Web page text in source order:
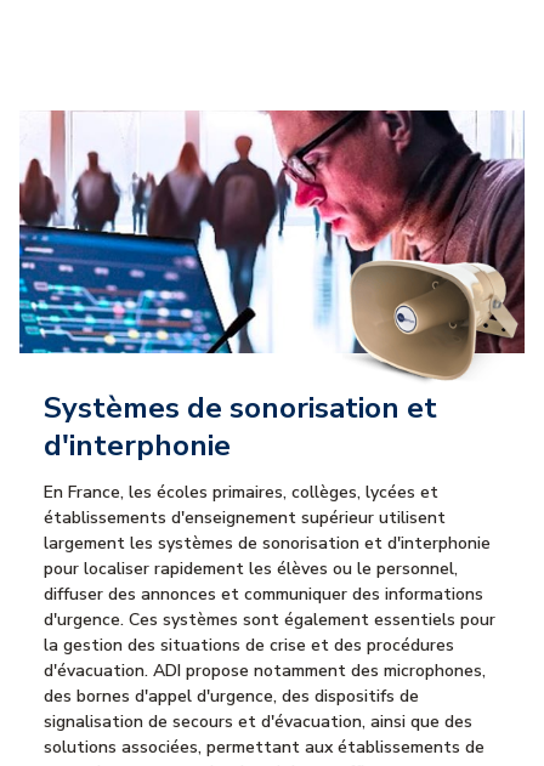
Systèmes de sonorisation et
d'interphonie
En France, les écoles primaires, collèges, lycées et
établissements d'enseignement supérieur utilisent
largement les systèmes de sonorisation et d'interphonie
pour localiser rapidement les élèves ou le personnel,
diffuser des annonces et communiquer des informations
d'urgence. Ces systèmes sont également essentiels pour
la gestion des situations de crise et des procédures
d'évacuation. ADI propose notamment des microphones,
des bornes d'appel d'urgence, des dispositifs de
signalisation de secours et d'évacuation, ainsi que des
solutions associées, permettant aux établissements de